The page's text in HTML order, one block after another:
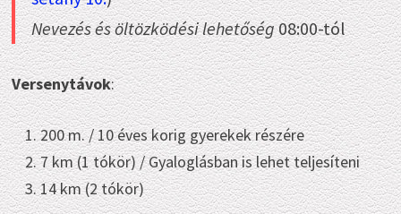
Nevezés és öltözködési lehetőség08:00-tól
Versenytávok:
200 m. / 10 éves korig gyerekek részére
7 km (1 tókör) / Gyaloglásban is lehet teljesíteni
14 km (2 tókör)